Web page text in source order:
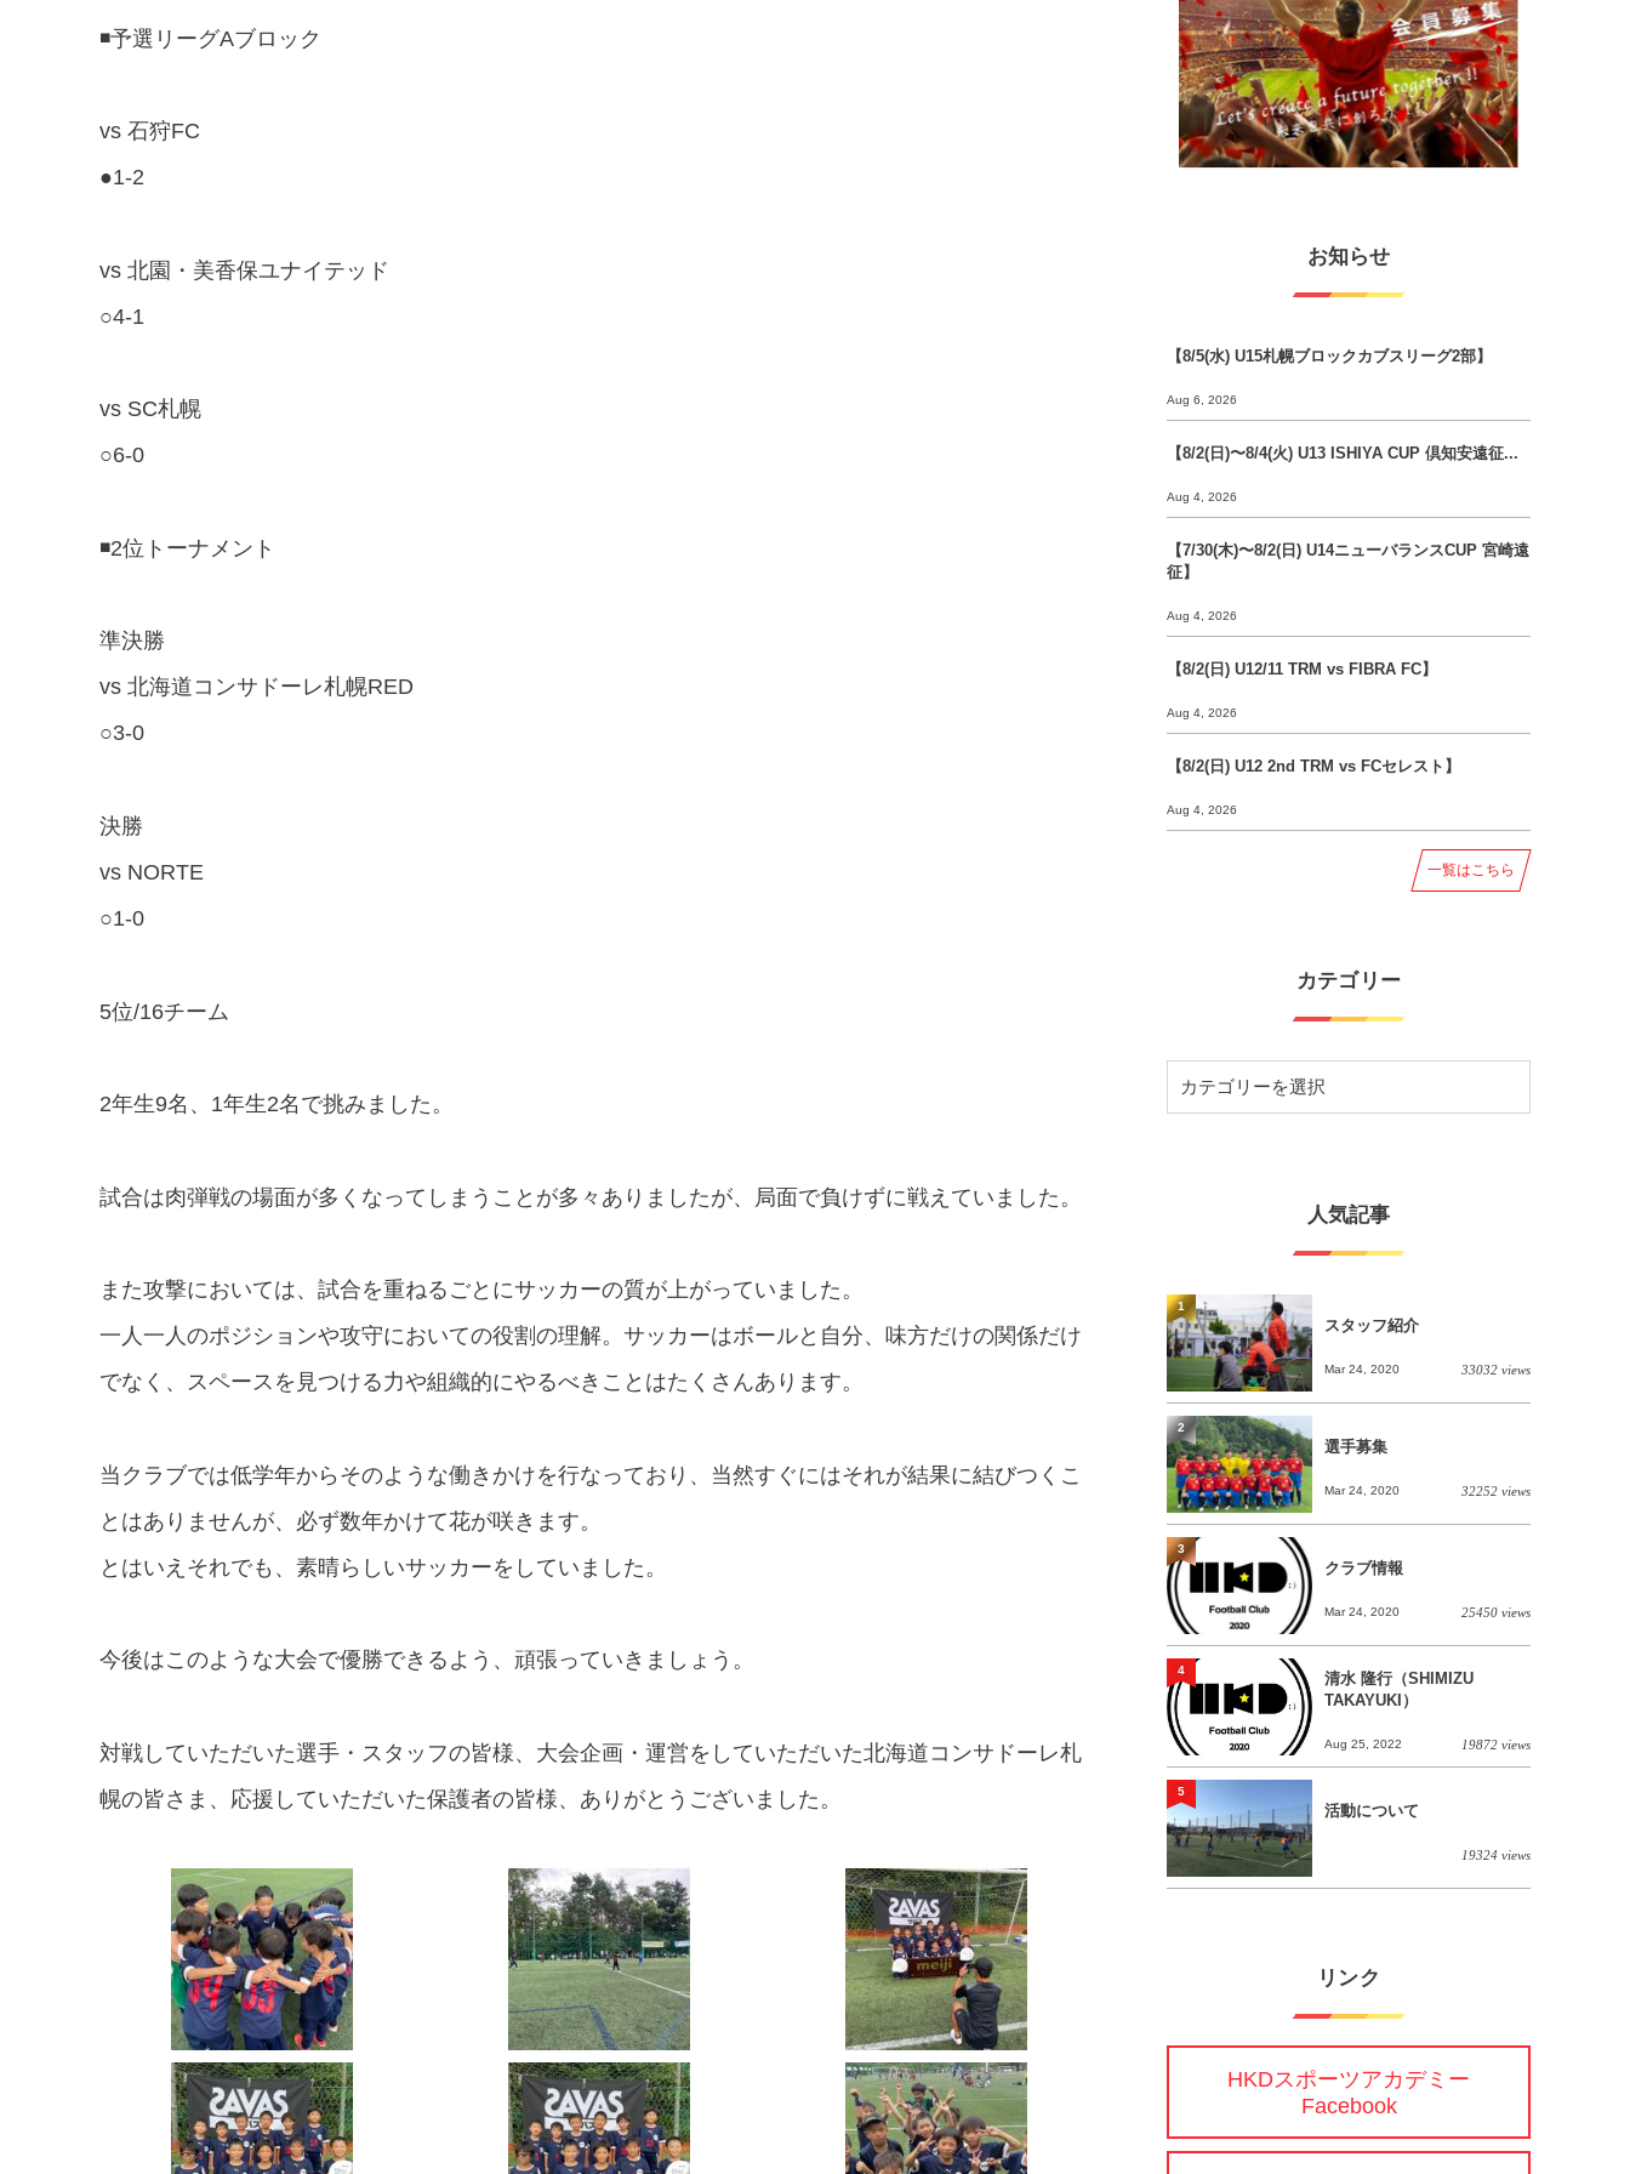
◾️予選リーグAブロック
vs 石狩FC
●1-2
vs 北園・美香保ユナイテッド
○4-1
vs SC札幌
○6-0
◾️2位トーナメント
準決勝
vs 北海道コンサドーレ札幌RED
○3-0
決勝
vs NORTE
○1-0
5位/16チーム
2年生9名、1年生2名で挑みました。
試合は肉弾戦の場面が多くなってしまうことが多々ありましたが、局面で負けずに戦えていました。
また攻撃においては、試合を重ねるごとにサッカーの質が上がっていました。
一人一人のポジションや攻守においての役割の理解。サッカーはボールと自分、味方だけの関係だけ
でなく、スペースを見つける力や組織的にやるべきことはたくさんあります。
当クラブでは低学年からそのような働きかけを行なっており、当然すぐにはそれが結果に結びつくこ
とはありませんが、必ず数年かけて花が咲きます。
とはいえそれでも、素晴らしいサッカーをしていました。
今後はこのような大会で優勝できるよう、頑張っていきましょう。
対戦していただいた選手・スタッフの皆様、大会企画・運営をしていただいた北海道コンサドーレ札
幌の皆さま、応援していただいた保護者の皆様、ありがとうございました。
お知らせ
【8/5(水) U15札幌ブロックカブスリーグ2部】
Aug 6, 2026
【8/2(日)〜8/4(火) U13 ISHIYA CUP 倶知安遠征...
Aug 4, 2026
【7/30(木)〜8/2(日) U14ニューバランスCUP 宮崎遠
征】
Aug 4, 2026
【8/2(日) U12/11 TRM vs FIBRA FC】
Aug 4, 2026
【8/2(日) U12 2nd TRM vs FCセレスト】
Aug 4, 2026
一覧はこちら
カテゴリー
人気記事
スタッフ紹介
Mar 24, 2020 33032 views
1
選手募集
Mar 24, 2020 32252 views
2
クラブ情報
Mar 24, 2020 25450 views
3
清水 隆行（SHIMIZU
TAKAYUKI）
Aug 25, 2022 19872 views
4
活動について
19324 views
5
リンク
HKDスポーツアカデミー
Facebook